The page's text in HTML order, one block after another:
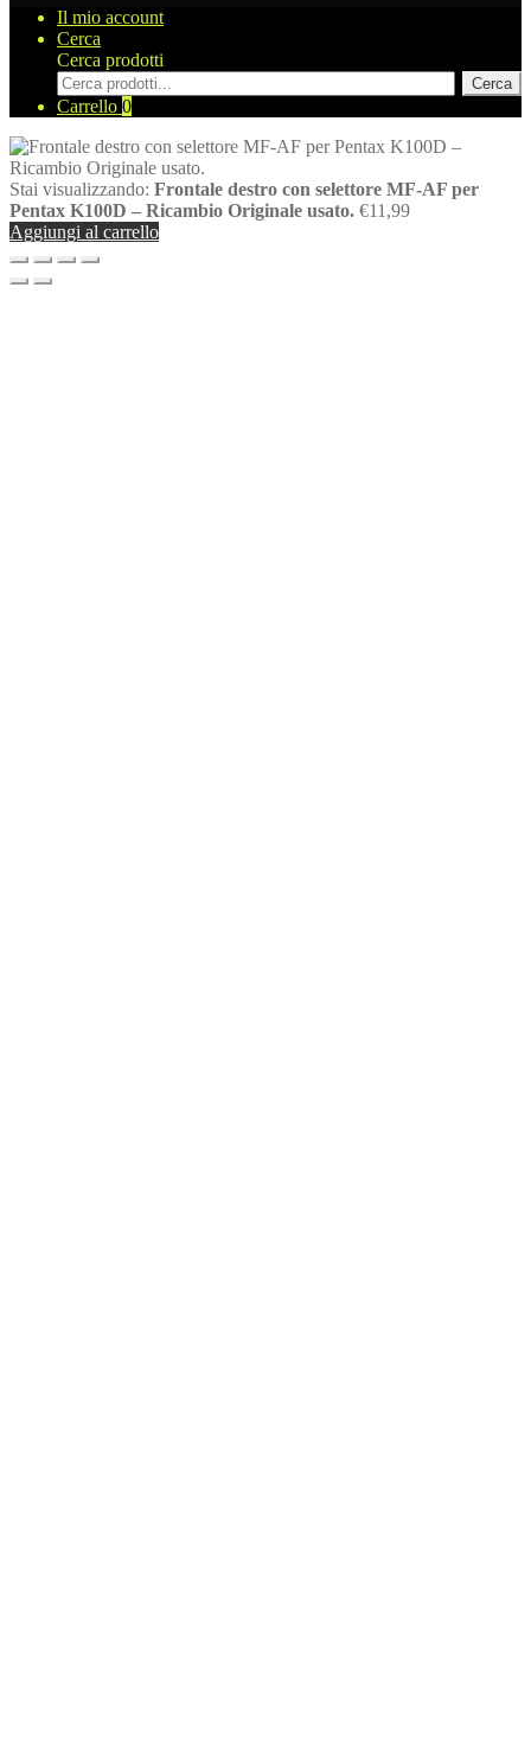
Il mio account
Cerca
Cerca prodotti
Cerca
Carrello 0
Stai visualizzando: Frontale destro con selettore MF-AF per
Pentax K100D – Ricambio Originale usato. €11,99
Aggiungi al carrello